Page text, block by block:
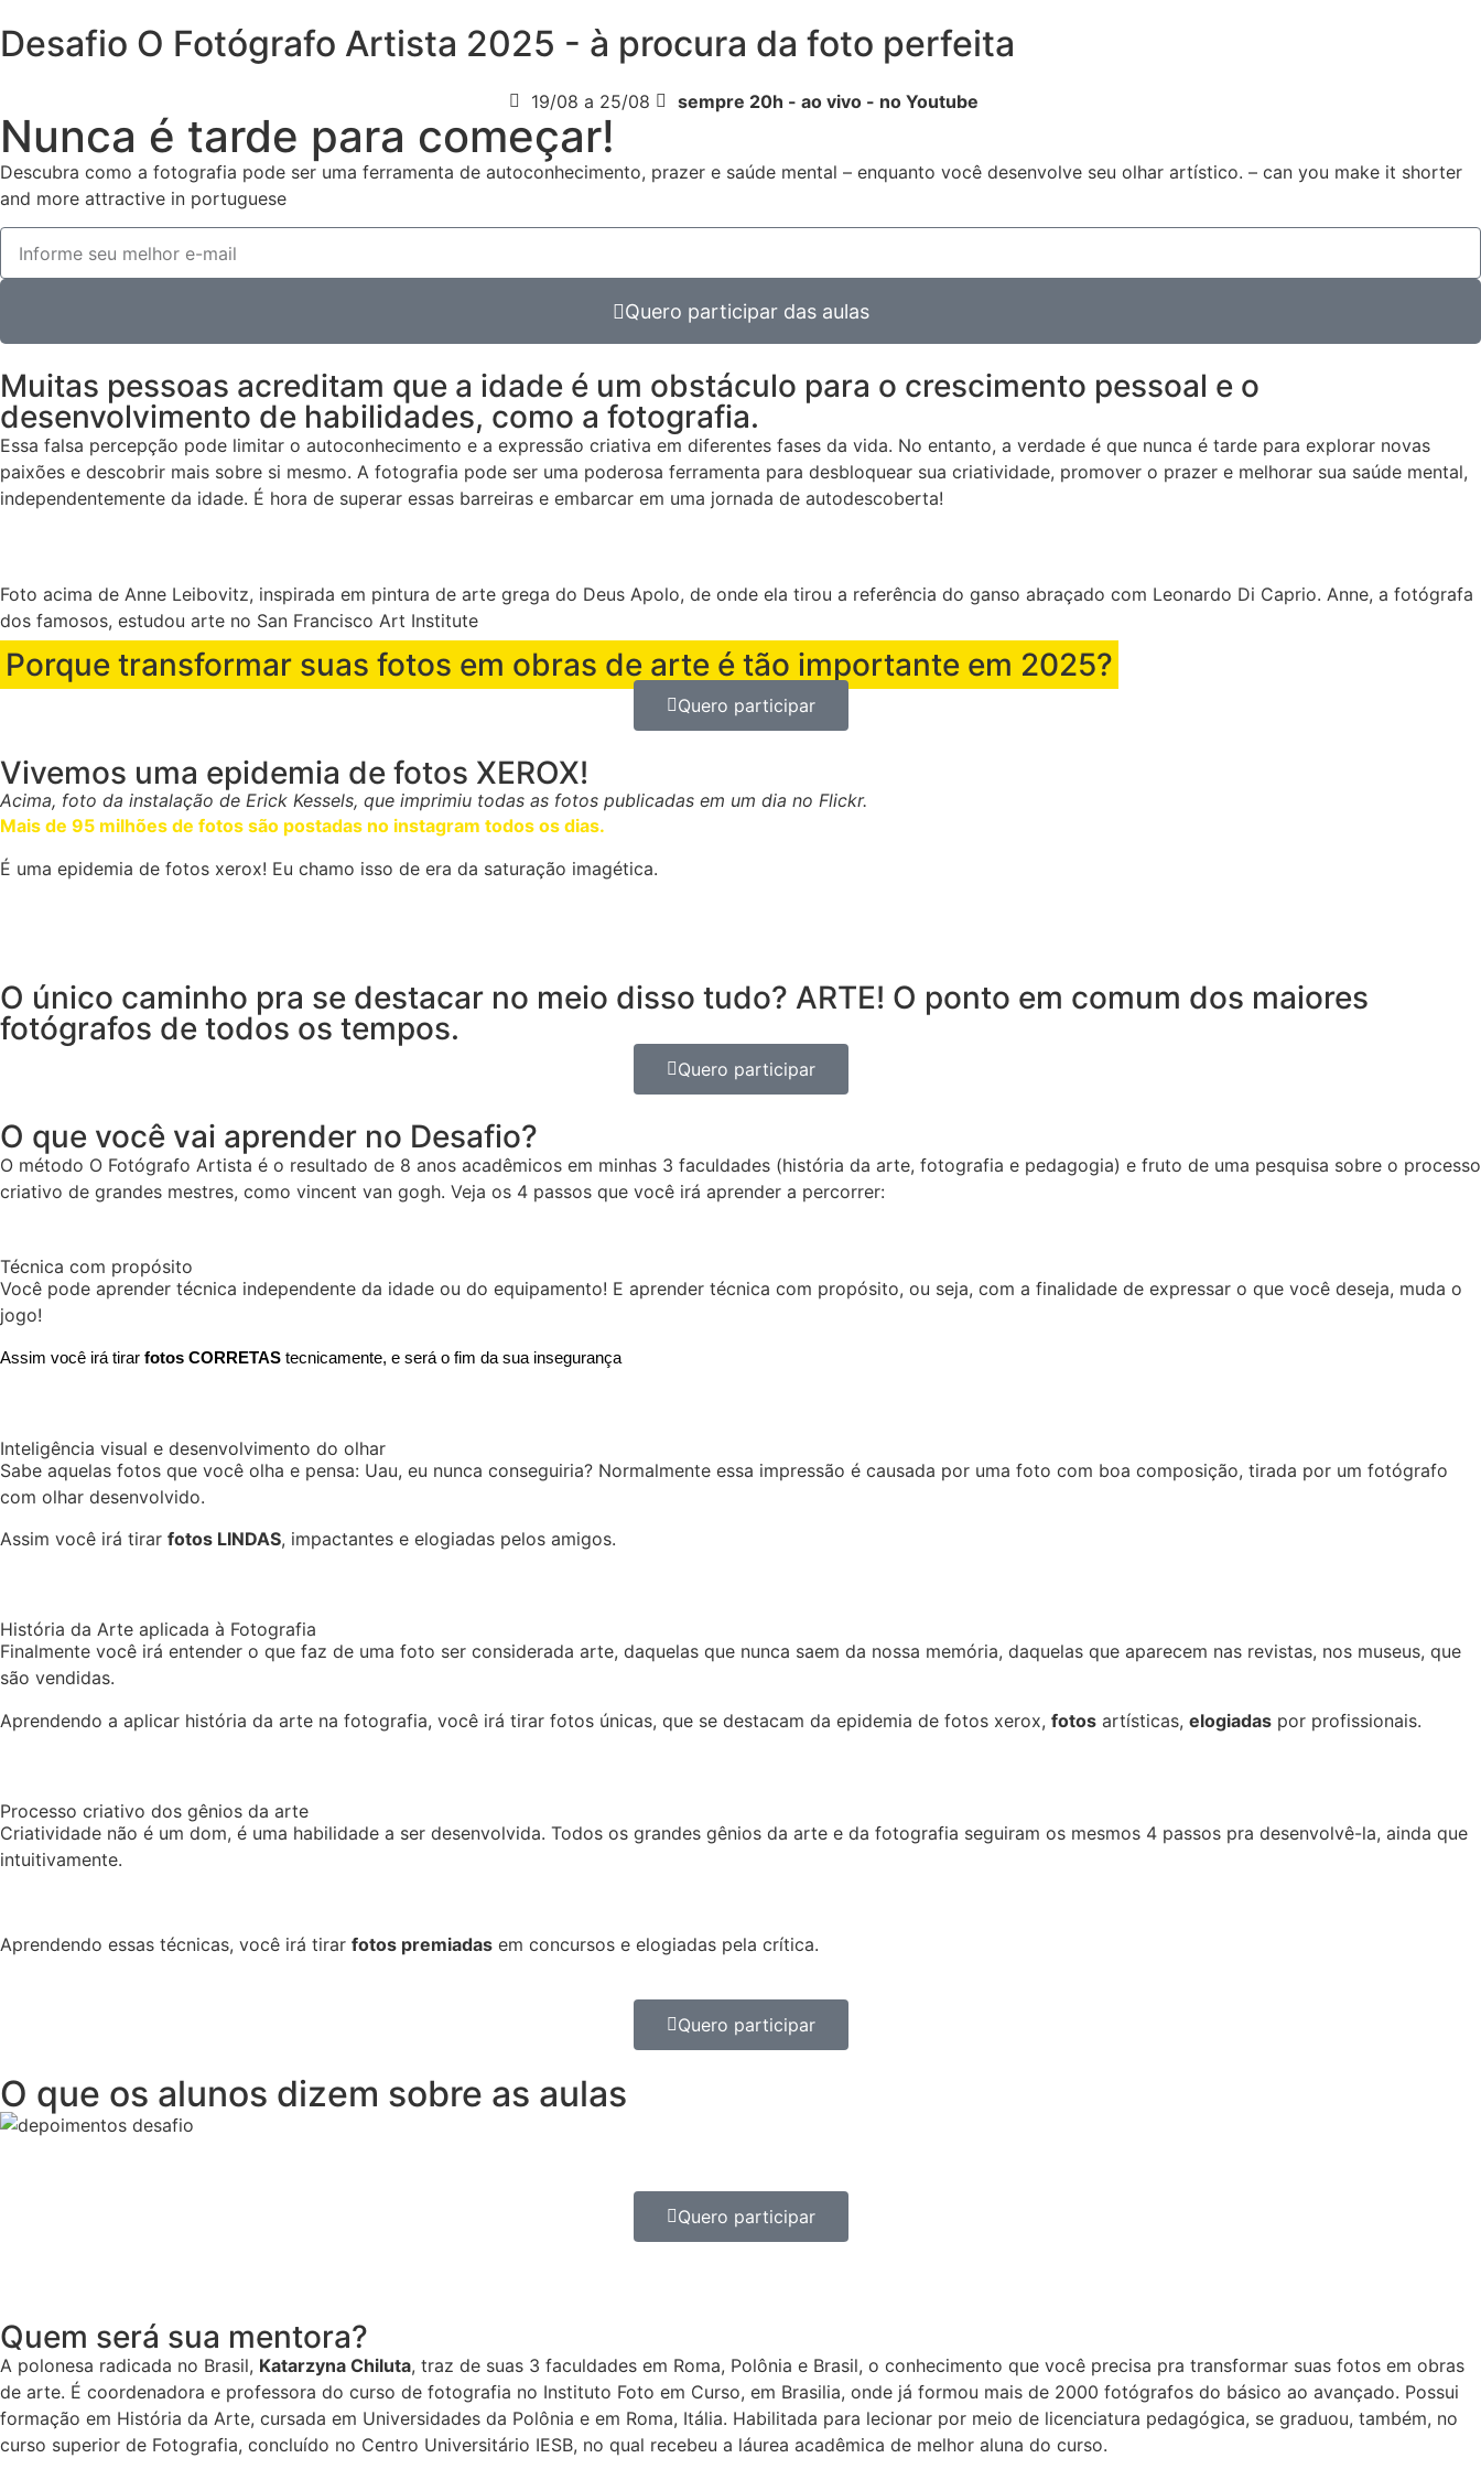
Desafio O Fotógrafo Artista 2025 - à procura da foto perfeita
19/08 a 25/08 sempre 20h - ao vivo - no Youtube
Nunca é tarde para começar!
Descubra como a fotografia pode ser uma ferramenta de autoconhecimento, prazer e saúde mental – enquanto você desenvolve seu olhar artístico. – can you make it shorter
and more attractive in portuguese
Quero participar das aulas
Muitas pessoas acreditam que a idade é um obstáculo para o crescimento pessoal e o
desenvolvimento de habilidades, como a fotografia.
Essa falsa percepção pode limitar o autoconhecimento e a expressão criativa em diferentes fases da vida. No entanto, a verdade é que nunca é tarde para explorar novas
paixões e descobrir mais sobre si mesmo. A fotografia pode ser uma poderosa ferramenta para desbloquear sua criatividade, promover o prazer e melhorar sua saúde mental,
independentemente da idade. É hora de superar essas barreiras e embarcar em uma jornada de autodescoberta!
Foto acima de Anne Leibovitz, inspirada em pintura de arte grega do Deus Apolo, de onde ela tirou a referência do ganso abraçado com Leonardo Di Caprio. Anne, a fotógrafa
dos famosos, estudou arte no San Francisco Art Institute
Porque transformar suas fotos em obras de arte é tão importante em 2025?
Quero participar
Vivemos uma epidemia de fotos XEROX!
Acima, foto da instalação de Erick Kessels, que imprimiu todas as fotos publicadas em um dia no Flickr.
Mais de 95 milhões de fotos são postadas no instagram todos os dias.
É uma epidemia de fotos xerox! Eu chamo isso de era da saturação imagética.
O único caminho pra se destacar no meio disso tudo? ARTE! O ponto em comum dos maiores
fotógrafos de todos os tempos.
Quero participar
O que você vai aprender no Desafio?
O método O Fotógrafo Artista é o resultado de 8 anos acadêmicos em minhas 3 faculdades (história da arte, fotografia e pedagogia) e fruto de uma pesquisa sobre o processo
criativo de grandes mestres, como vincent van gogh. Veja os 4 passos que você irá aprender a percorrer:
Técnica com propósito
Você pode aprender técnica independente da idade ou do equipamento! E aprender técnica com propósito, ou seja, com a finalidade de expressar o que você deseja, muda o
jogo!
Assim você irá tirar fotos CORRETAS tecnicamente, e será o fim da sua insegurança
Inteligência visual e desenvolvimento do olhar
Sabe aquelas fotos que você olha e pensa: Uau, eu nunca conseguiria? Normalmente essa impressão é causada por uma foto com boa composição, tirada por um fotógrafo
com olhar desenvolvido.
Assim você irá tirar fotos LINDAS, impactantes e elogiadas pelos amigos.
História da Arte aplicada à Fotografia
Finalmente você irá entender o que faz de uma foto ser considerada arte, daquelas que nunca saem da nossa memória, daquelas que aparecem nas revistas, nos museus, que
são vendidas.
Aprendendo a aplicar história da arte na fotografia, você irá tirar fotos únicas, que se destacam da epidemia de fotos xerox, fotos artísticas, elogiadas por profissionais.
Processo criativo dos gênios da arte
Criatividade não é um dom, é uma habilidade a ser desenvolvida. Todos os grandes gênios da arte e da fotografia seguiram os mesmos 4 passos pra desenvolvê-la, ainda que
intuitivamente.
Aprendendo essas técnicas, você irá tirar fotos premiadas em concursos e elogiadas pela crítica.
Quero participar
O que os alunos dizem sobre as aulas
Quero participar
Quem será sua mentora?
A polonesa radicada no Brasil, Katarzyna Chiluta, traz de suas 3 faculdades em Roma, Polônia e Brasil, o conhecimento que você precisa pra transformar suas fotos em obras
de arte. É coordenadora e professora do curso de fotografia no Instituto Foto em Curso, em Brasilia, onde já formou mais de 2000 fotógrafos do básico ao avançado. Possui
formação em História da Arte, cursada em Universidades da Polônia e em Roma, Itália. Habilitada para lecionar por meio de licenciatura pedagógica, se graduou, também, no
curso superior de Fotografia, concluído no Centro Universitário IESB, no qual recebeu a láurea acadêmica de melhor aluna do curso.